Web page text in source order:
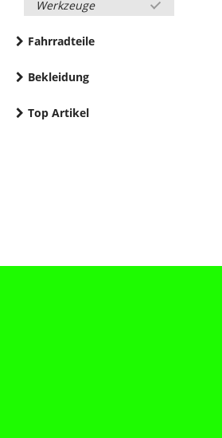
Werkzeuge
Fahrradteile
Bekleidung
Top Artikel